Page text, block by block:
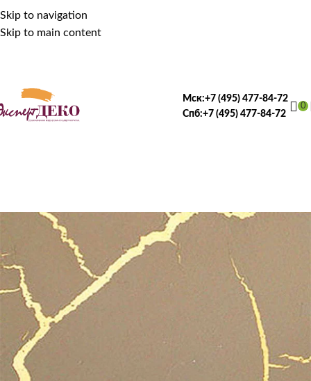
Skip to navigation
Skip to main content
Мск:+7 (495) 477-84-72
Спб:+7 (495) 477-84-72
0